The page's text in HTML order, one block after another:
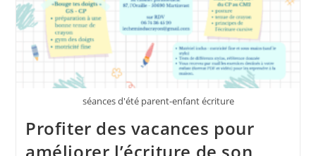
séances d'été parent-enfant écriture
Profiter des vacances pour
améliorer l’écriture de son